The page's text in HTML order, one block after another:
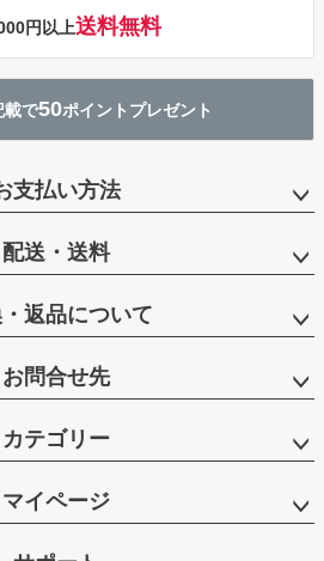
円以上送料無料
載で50ポイントプレゼント
支払い方法
配送・送料
返品について
お問合せ先
カテゴリー
マイページ